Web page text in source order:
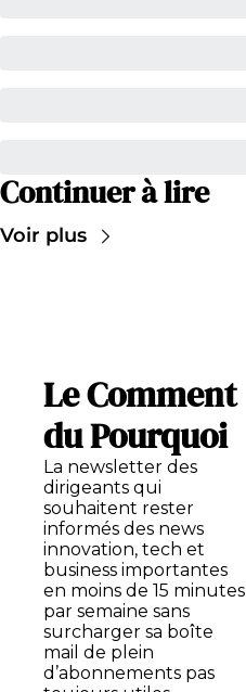
Continuer à lire
Voir plus
Le Comment
du Pourquoi
La newsletter des
dirigeants qui
souhaitent rester
informés des news
innovation, tech et
business importantes
en moins de 15 minutes
par semaine sans
surcharger sa boîte
mail de plein
d’abonnements pas